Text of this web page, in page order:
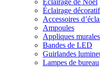
Éclairage de Noël
Éclairage décoratif
Accessoires
Ampoules
Appliques murales
Bandes de LED
Guirlandes
Lampes de bureau